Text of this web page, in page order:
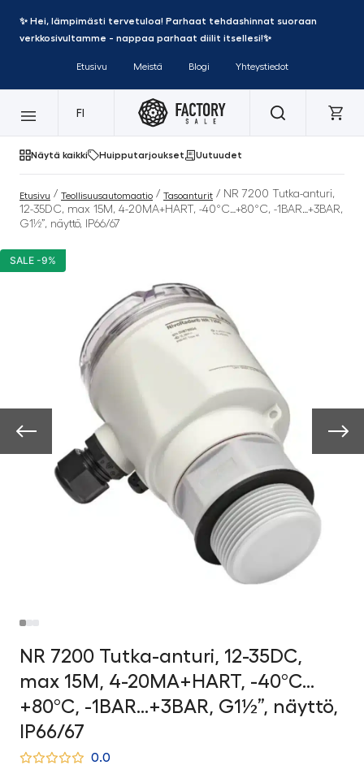
✨ Hei, lämpimästi tervetuloa! Parhaat tehdashinnat suoraan
verkkosivultamme - nappaa parhaat diilit itsellesi!✨
Etusivu Meistä Blogi Yhteystiedot
FI
Näytä kaikki Huipputarjoukset Uutuudet
Etusivu / Teollisuusautomaatio / Tasoanturit / NR 7200 Tutka-anturi,
12-35DC, max 15M, 4-20MA+HART, -40°C…+80°C, -1BAR…+3BAR,
G1½”, näyttö, IP66/67
SALE -9%
NR 7200 Tutka-anturi, 12-35DC,
max 15M, 4-20MA+HART, -40°C…
+80°C, -1BAR…+3BAR, G1½”, näyttö,
IP66/67
0.0